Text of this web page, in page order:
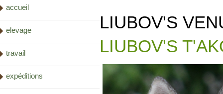
accueil
elevage
travail
expéditions
LIUBOV'S
LIUBOV'S